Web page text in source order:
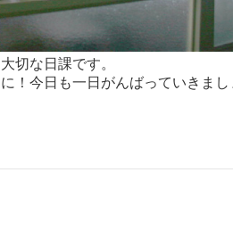
切な日課です。
！今日も一日がんばっていきまし